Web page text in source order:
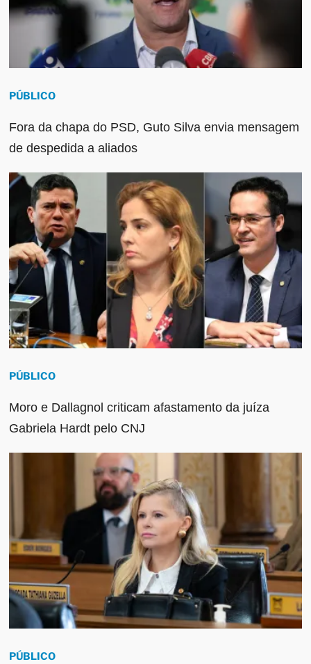
PÚBLICO
Fora da chapa do PSD, Guto Silva envia mensagem
de despedida a aliados
PÚBLICO
Moro e Dallagnol criticam afastamento da juíza
Gabriela Hardt pelo CNJ
PÚBLICO